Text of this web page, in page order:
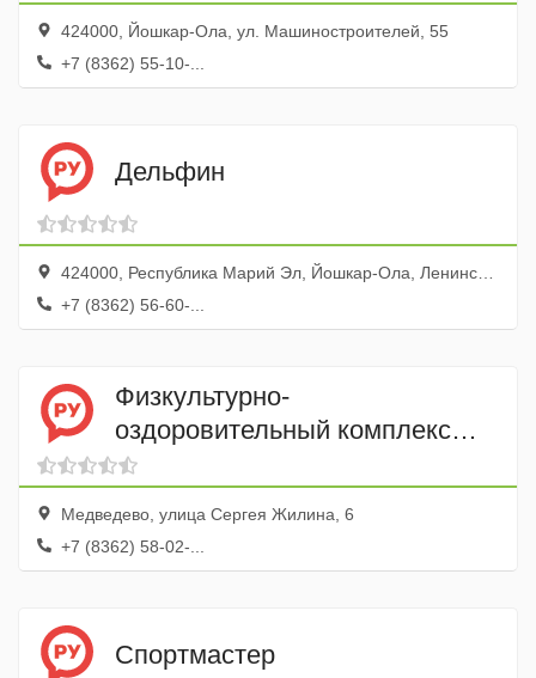
424000, Йошкар-Ола, ул. Машиностроителей, 55
+7 (8362) 55-10-...
Дельфин
424000, Республика Марий Эл, Йошкар-Ола, Ленинский проспект, 59В
+7 (8362) 56-60-...
Физкультурно-
оздоровительный комплекс
«Витязь»
Медведево, улица Сергея Жилина, 6
+7 (8362) 58-02-...
Спортмастер